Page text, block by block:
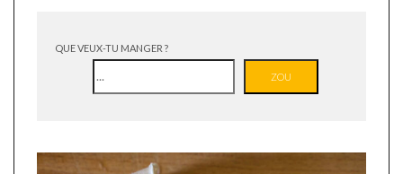
QUE VEUX-TU MANGER ?
ZOU